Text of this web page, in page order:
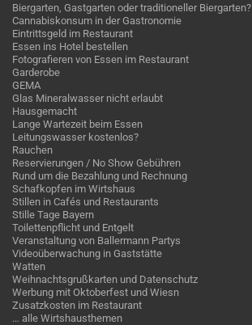
Biergarten, Gastgarten oder traditioneller Biergarten?
Cannabiskonsum in der Gastronomie
Eintrittsgeld im Restaurant
Essen ins Hotel bestellen
Fotografieren von Essen im Restaurant
Garderobe
GEMA
Glas Mineralwasser nicht erlaubt
Hausgemacht
Lange Wartezeit beim Essen
Leitungswasser kostenlos?
Rauchen
Reservierungen / No Show Gebühren
Rund um die Bezahlung und Rechnung
Schafkopfen im Wirtshaus
Stillen in Cafés und Restaurants
Stille Tage Bayern
Toilettenpflicht und Entgelt
Veranstaltung von Ballermann Partys
Videoüberwachung in Gaststätte
Watten
Weihnachtsgrußkarten und Datenschutz
Werbung mit Oktoberfest und Wiesn
Zusatzkosten im Restaurant
… alle Wirtshausthemen